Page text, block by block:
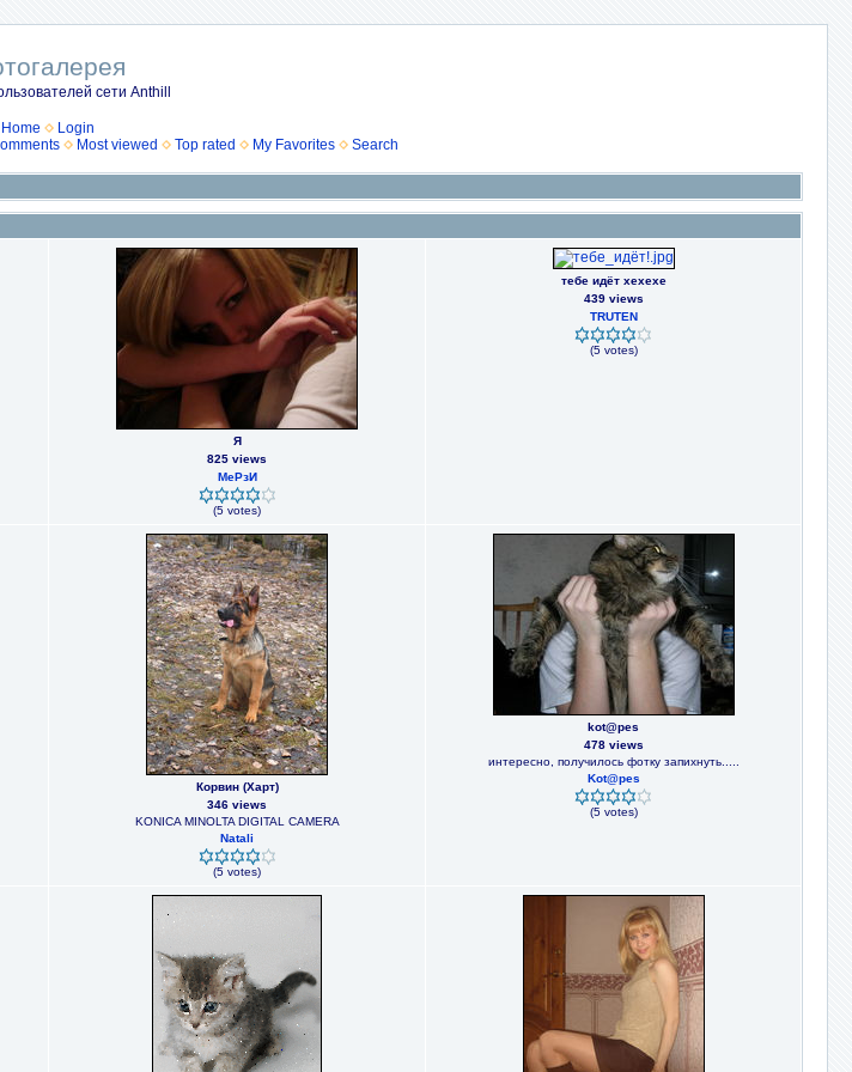
сети Anthill
Home
Login
Most viewed Top rated My Favorites Search
Я
825 views
МеРзИ
(5 votes)
тебе идёт хехехе
439 views
TRUTEN
(5 votes)
Корвин (Харт)
346 views
KONICA MINOLTA DIGITAL CAMERA
Natali
(5 votes)
kot@pes
478 views
интересно, получилось фотку запихнуть.....
Kot@pes
(5 votes)